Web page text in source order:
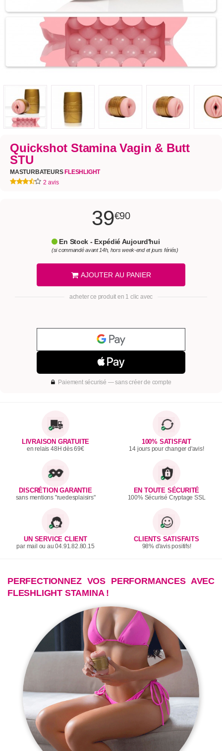
Quickshot Stamina Vagin & Butt
STU
MASTURBATEURS FLESHLIGHT
2 avis
39€90
En Stock - Expédié Aujourd'hui
(si commandé avant 14h, hors week-end et jours fériés)
AJOUTER AU PANIER
acheter ce produit en 1 clic avec
Paiement sécurisé — sans créer de compte
LIVRAISON GRATUITE
en relais 48H dès 69€
100% SATISFAIT
14 jours pour changer d'avis!
DISCRÉTION GARANTIE
sans mentions "ruedesplaisirs"
EN TOUTE SÉCURITÉ
100% Sécurisé Cryptage SSL
UN SERVICE CLIENT
par mail ou au 04.91.82.80.15
CLIENTS SATISFAITS
98% d'avis positifs!
PERFECTIONNEZ VOS PERFORMANCES AVEC
FLESHLIGHT STAMINA !